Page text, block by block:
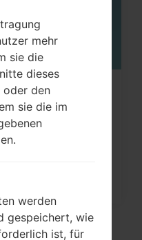
Optimus Chat,
mehr
sie die
dieses
oder den
sie die im
werden
gespeichert, wie
ist, für